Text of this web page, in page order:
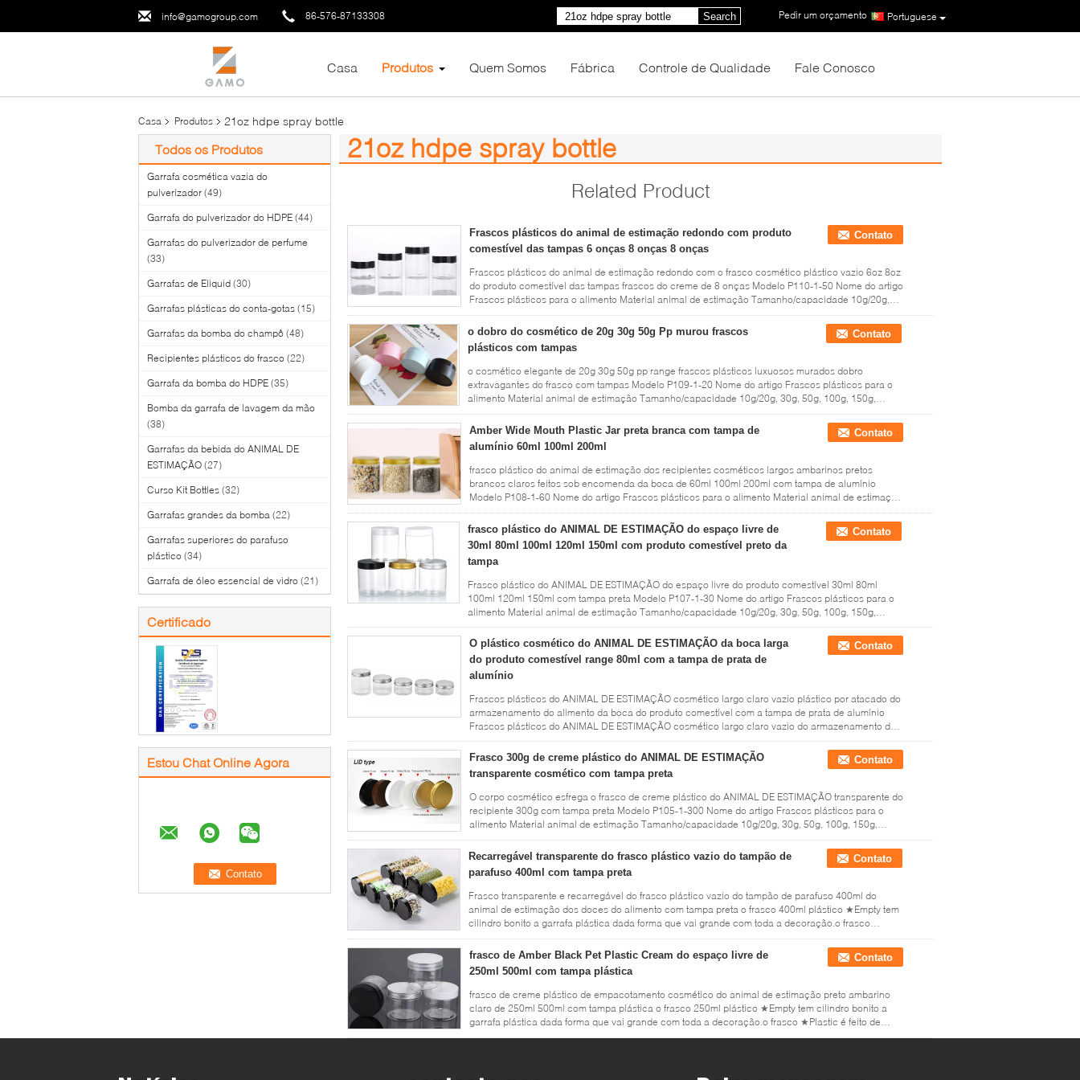
info@gamogroup.com 86-576-87133308 Portuguese
Pedir um orçamento |
Search
Casa Produtos Quem Somos Fábrica Controle de Qualidade Fale Conosco
Casa Produtos 21oz hdpe spray bottle
Todos os Produtos
Garrafa cosmética vazia do
pulverizador (49)
Garrafa do pulverizador do HDPE (44)
Garrafas do pulverizador de perfume
(33)
Garrafas de Eliquid (30)
Garrafas plásticas do conta-gotas (15)
Garrafas da bomba do champô (48)
Recipientes plásticos do frasco (22)
Garrafa da bomba do HDPE (35)
Bomba da garrafa de lavagem da mão
(38)
Garrafas da bebida do ANIMAL DE
ESTIMAÇÃO (27)
Curso Kit Bottles (32)
Garrafas grandes da bomba (22)
Garrafas superiores do parafuso
plástico (34)
Garrafa de óleo essencial de vidro (21)
Certificado
Estou Chat Online Agora
21oz hdpe spray bottle
Related Product
Frascos plásticos do animal de estimação redondo com produto
comestível das tampas 6 onças 8 onças 8 onças
Contato
Frascos plásticos do animal de estimação redondo com o frasco cosmético plástico vazio 6oz 8oz
do produto comestível das tampas frascos do creme de 8 onças Modelo P110-1-50 Nome do artigo
Frascos plásticos para o alimento Material animal de estimação Tamanho/capacidade 10g/20g,
30g, 50g, 100g, 150g, ...
Leia mais
o dobro do cosmético de 20g 30g 50g Pp murou frascos
plásticos com tampas
Contato
o cosmético elegante de 20g 30g 50g pp range frascos plásticos luxuosos murados dobro
extravagantes do frasco com tampas Modelo P109-1-20 Nome do artigo Frascos plásticos para o
alimento Material animal de estimação Tamanho/capacidade 10g/20g, 30g, 50g, 100g, 150g,
200g/250g, 300ml, 500ml, 1000ml ou ...
Leia mais
Amber Wide Mouth Plastic Jar preta branca com tampa de
alumínio 60ml 100ml 200ml
Contato
frasco plástico do animal de estimação dos recipientes cosméticos largos ambarinos pretos
brancos claros feitos sob encomenda da boca de 60ml 100ml 200ml com tampa de alumínio
Modelo P108-1-60 Nome do artigo Frascos plásticos para o alimento Material animal de estimação
Tamanho/capacidade 10g/20g, ...
Leia mais
frasco plástico do ANIMAL DE ESTIMAÇÃO do espaço livre de
30ml 80ml 100ml 120ml 150ml com produto comestível preto da
tampa
Contato
Frasco plástico do ANIMAL DE ESTIMAÇÃO do espaço livre do produto comestível 30ml 80ml
100ml 120ml 150ml com tampa preta Modelo P107-1-30 Nome do artigo Frascos plásticos para o
alimento Material animal de estimação Tamanho/capacidade 10g/20g, 30g, 50g, 100g, 150g,
200g/250g, 300ml, 500ml, 1000ml ou ...
Leia mais
O plástico cosmético do ANIMAL DE ESTIMAÇÃO da boca larga
do produto comestível range 80ml com a tampa de prata de
alumínio
Contato
Frascos plásticos do ANIMAL DE ESTIMAÇÃO cosmético largo claro vazio plástico por atacado do
armazenamento do alimento da boca do produto comestível com a tampa de prata de alumínio
Frascos plásticos do ANIMAL DE ESTIMAÇÃO cosmético largo claro vazio do armazenamento do
alimento da boca com a tampa ...
Leia mais
Frasco 300g de creme plástico do ANIMAL DE ESTIMAÇÃO
transparente cosmético com tampa preta
Contato
O corpo cosmético esfrega o frasco de creme plástico do ANIMAL DE ESTIMAÇÃO transparente do
recipiente 300g com tampa preta Modelo P105-1-300 Nome do artigo Frascos plásticos para o
alimento Material animal de estimação Tamanho/capacidade 10g/20g, 30g, 50g, 100g, 150g,
200g/250g, 300ml, 500ml, ...
Leia mais
Recarregável transparente do frasco plástico vazio do tampão de
parafuso 400ml com tampa preta
Contato
Frasco transparente e recarregável do frasco plástico vazio do tampão de parafuso 400ml do
animal de estimação dos doces do alimento com tampa preta o frasco 400ml plástico ★Empty tem
cilindro bonito a garrafa plástica dada forma que vai grande com toda a decoração.o frasco
★Plastic é feito de pl...
Leia mais
frasco de Amber Black Pet Plastic Cream do espaço livre de
250ml 500ml com tampa plástica
Contato
frasco de creme plástico de empacotamento cosmético do animal de estimação preto ambarino
claro de 250ml 500ml com tampa plástica o frasco 250ml plástico ★Empty tem cilindro bonito a
garrafa plástica dada forma que vai grande com toda a decoração.o frasco ★Plastic é feito de
plástico, resistente de ...
Leia mais